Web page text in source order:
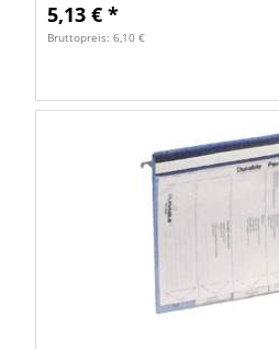
5,13 € *
Bruttopreis: 6,10 €